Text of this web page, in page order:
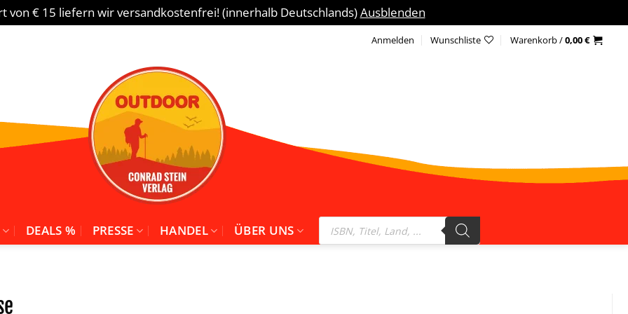
von € 15 liefern wir versandkostenfrei! (innerhalb Deutschlands)Ausblenden
Anmelden Wunschliste Warenkorb /0,00€
DEALS % PRESSE HANDEL ÜBER UNS
Products
search